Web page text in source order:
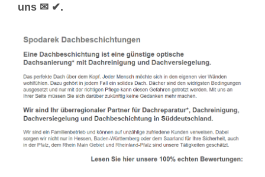
uns ✉ ✔.